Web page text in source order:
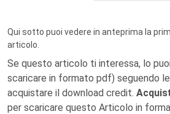
Qui sotto puoi vedere in anteprima la
articolo.
Se questo articolo ti interessa, lo
scaricare in formato pdf) seguendo
acquistare il download credit.
per scaricare questo Articolo in